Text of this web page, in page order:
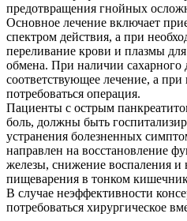
предотвращения гнойных
Основное лечение включает
спектром действия, а при
переливание крови и плазмы
обмена. При наличии сахарного
соответствующее лечение, а
потребоваться операция.
Пациенты с острым
боль, должны быть
устранения болезненных
направлен на восстановление
железы, снижение воспаления и
пищеварения в тонком
В случае неэффективности
потребоваться хирургическое